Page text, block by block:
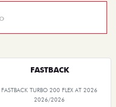
FASTBACK
FASTBACK TURBO 200 FLEX AT 2026
2026/2026